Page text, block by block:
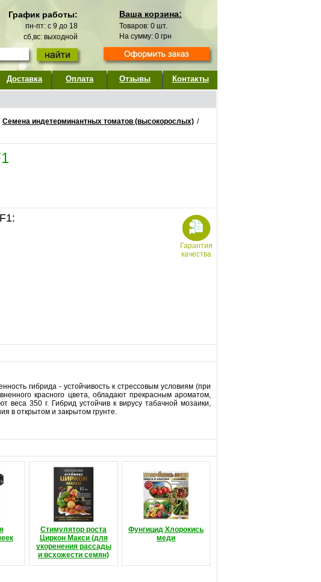
График работы:
пн-пт: с 9 до 18
сб,вс: выходной
Ваша корзина:
Товаров: 0 шт.
На сумму: 0 грн
Доставка Оплата Отзывы Контакты
Семена индетерминантных томатов (высокорослых) /
Гарантия
качества
гибрида - устойчивость к стрессовым условиям (при
красного цвета, обладают прекрасным ароматом,
350 г. Гибрид устойчив к вирусу табачной мозаики,
в открытом и закрытом грунте.
Стимулятор роста
Циркон Макси (для
укоренения рассады
и всхожести семян)
Фунгицид Хлорокись
меди